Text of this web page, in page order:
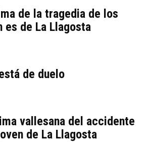
de la tragedia de los
es de La Llagosta
de duelo
vallesana del accidente
de La Llagosta